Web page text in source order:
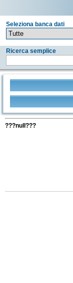
Seleziona banca dati
Ricerca semplice
???null???